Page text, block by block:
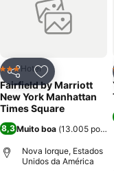
condicionado e
estão disponíveis
e serviços de
recepção 24h, acesso à
e lavandaria/limpeza a
neste estabelecimento.
manhãs como cortesia.
PartilharAdicionar
3 Estrelas
Hotel
Fairfield by Marriott
New York Manhattan
Times Square
8,3Muito boa (13.005
Nova Iorque, Estados
Unidos da América